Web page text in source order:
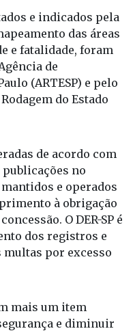
e indicados pela
das áreas
e fatalidade, foram
de
(ARTESP) e pelo
do Estado
de acordo com
publicações no
e operados
à obrigação
O DER-SP é
dos registros e
multas por excesso
mais um item
e diminuir